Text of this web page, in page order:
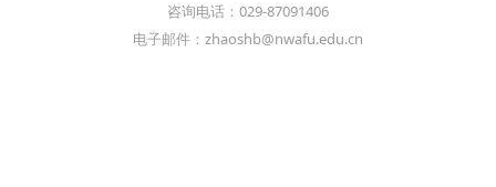
咨询电话：029-87091406
电子邮件：zhaoshb@nwafu.edu.cn